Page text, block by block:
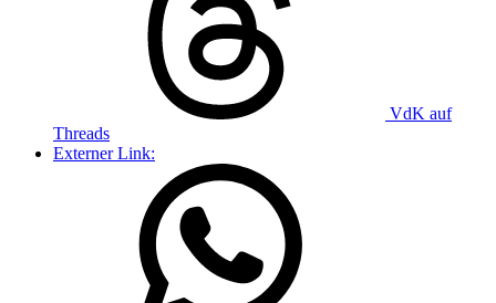
VdK auf
Threads
Externer Link: